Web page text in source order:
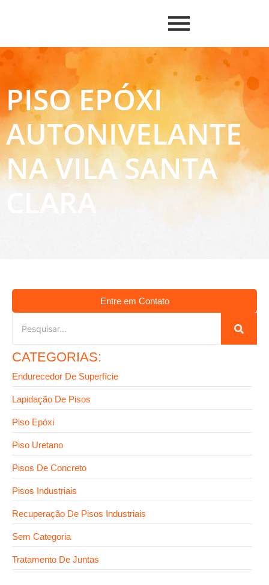
PISO EPÓXI
AUTONIVELANTE
NA VILA SANTA
CLARA
Entre em Contato
CATEGORIAS:
Endurecedor De Superfície
Lapidação De Pisos
Piso Epóxi
Piso Uretano
Pisos De Concreto
Pisos Industriais
Recuperação De Pisos Industriais
Sem Categoria
Tratamento De Juntas